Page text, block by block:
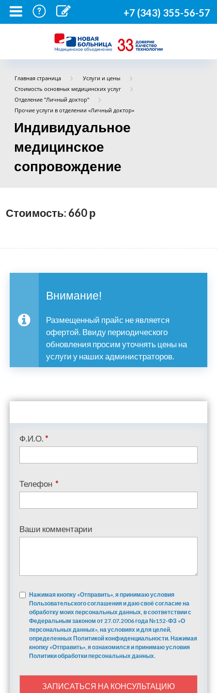
+7 (343) 355-56-57
Главная страница
Услуги и цены
Стоимость основных медицинских услуг
Отделение "Личный доктор"
Прочие услуги в отделении «Личный доктор»
Индивидуальное
медицинское
сопровождение
Стоимость: 660р
Внимание!
Размещенный прайс не является
офертой. Ввиду периодического
обновления просим уточнять цены на
услуги у наших администраторов.
Ф.И.О. *
Телефон *
Ваши комментарии
Нажимая кнопку «Отправить», я принимаю условия
Пользовательского соглашения и даю своё согласие на
обработку моих персональных данных, в соответствии с
Федеральным законом от 27.07.2006 года №152-ФЗ «О
персональных данных», на условиях и для целей,
определенных Политикой конфиденциальности. Нажимая
кнопку «Отправить», я ознакомился и принимаю условия
Политики обработки персональных данных.
ЗАПИСАТЬСЯ НА КОНСУЛЬТАЦИЮ